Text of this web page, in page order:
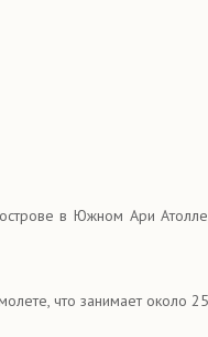
в Южном Ари
что занимает около